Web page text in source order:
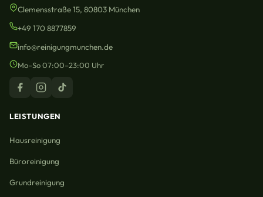
Clemensstraße 15, 80803 München
+49 170 8877859
info@reinigungmunchen.de
Mo–So 07:00–23:00 Uhr
LEISTUNGEN
Hausreinigung
Büroreinigung
Grundreinigung